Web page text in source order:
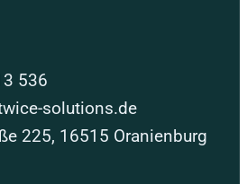
536
solutions.de
225, 16515 Oranienburg